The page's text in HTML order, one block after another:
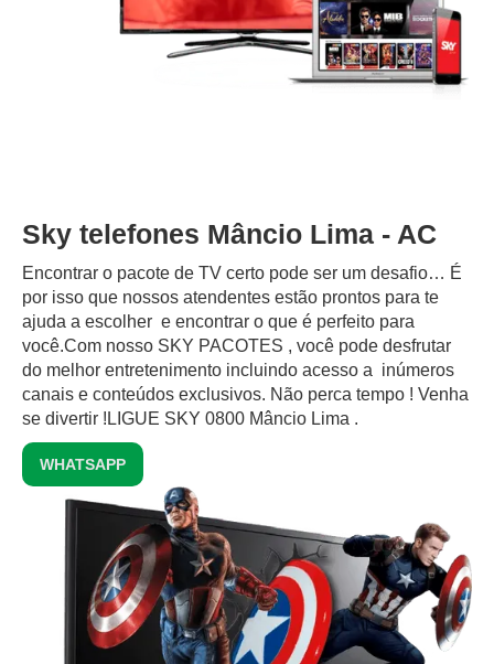
Sky telefones Mâncio Lima - AC
Encontrar o pacote de TV certo pode ser um desafio… É
por isso que nossos atendentes estão prontos para te
ajuda a escolher e encontrar o que é perfeito para
você.Com nosso SKY PACOTES , você pode desfrutar
do melhor entretenimento incluindo acesso a inúmeros
canais e conteúdos exclusivos.‍ Não perca tempo ! Venha
se divertir !LIGUE SKY 0800 Mâncio Lima .
WHATSAPP